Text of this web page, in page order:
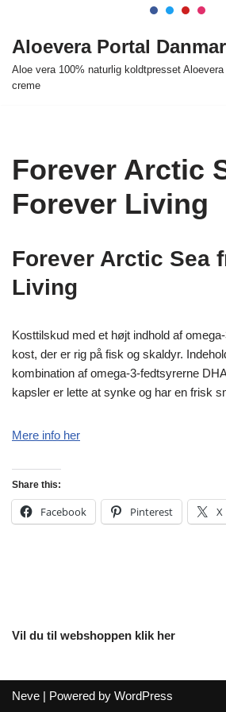
Spring
indhold
Aloevera Portal
Aloe vera 100% naturlig koldtpresset
creme
Forever Arctic
Forever Living
Forever Arctic Sea
Living
Kosttilskud med et højt indhold af
kost, der er rig på fisk og skaldyr.
kombination af omega-3-fedtsyrerne
kapsler er lette at synke og har en frisk
Mere info her
Share this:
Facebook Pinterest X
Vil du til webshoppen klik her
Neve | Powered by WordPress